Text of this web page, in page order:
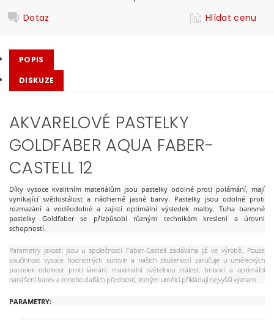
Dotaz
Hlídat cenu
POPIS
DISKUZE
AKVARELOVÉ PASTELKY
GOLDFABER AQUA FABER-
CASTELL 12
Díky vysoce kvalitním materiálům jsou pastelky odolné proti polámání, mají
vynikající světlostálost a nádherně jasné barvy. Pastelky jsou odolné proti
rozmazání a voděodolné a zajistí optimální výsledek malby. Tuha barevné
pastelky Goldfaber se přizpůsobí různým technikám kreslení a úrovni
schopností.
Parametry jakosti jsou u společnosti Faber-Castell zadávána již ve výrobě. Pouze
součinnost vysoce hodnotných surovin a našich zkušeností zaručuje u uměleckých
pastelek odolnost proti lámání, maximální světelnou stálost, brilanci a optimální
nanášení barev a mnoho dalších předností, kterým umělci přikládají nejvyšší význam.
PARAMETRY: